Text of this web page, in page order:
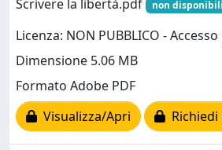
Scrivere la libertà.pdf
non disponibili
Licenza: NON PUBBLICO -
Dimensione 5.06 MB
Formato Adobe PDF
Visualizza/Apri